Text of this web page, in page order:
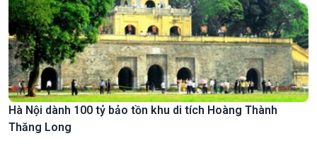
Hà Nội dành 100 tỷ bảo tồn khu di tích Hoàng Thành
Thăng Long